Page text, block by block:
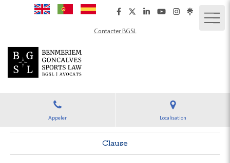
Contacter BGSL
Appeler Localisation
Clause